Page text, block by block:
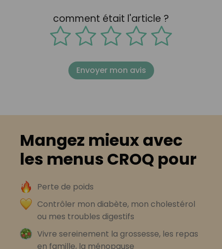
comment était l'article ?
Envoyer mon avis
Mangez mieux avec
les menus CROQ pour
Perte de poids
Contrôler mon diabète, mon cholestérol
ou mes troubles digestifs
Vivre sereinement la grossesse, les repas
en famille, la ménopause